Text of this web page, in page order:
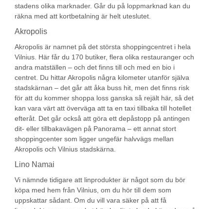
stadens olika marknader. Går du på loppmarknad kan du
räkna med att kortbetalning är helt uteslutet.
Akropolis
Akropolis är namnet på det största shoppingcentret i hela
Vilnius. Här får du 170 butiker, flera olika restauranger och
andra matställen – och det finns till och med en bio i
centret. Du hittar Akropolis några kilometer utanför själva
stadskärnan – det går att åka buss hit, men det finns risk
för att du kommer shoppa loss ganska så rejält här, så det
kan vara värt att överväga att ta en taxi tillbaka till hotellet
efteråt. Det går också att göra ett depåstopp på antingen
dit- eller tillbakavägen på Panorama – ett annat stort
shoppingcenter som ligger ungefär halvvägs mellan
Akropolis och Vilnius stadskärna.
Lino Namai
Vi nämnde tidigare att linprodukter är något som du bör
köpa med hem från Vilnius, om du hör till dem som
uppskattar sådant. Om du vill vara säker på att få